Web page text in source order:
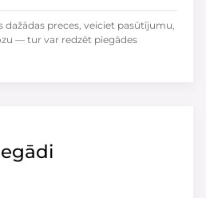
dažādas preces, veiciet pasūtījumu,
— tur var redzēt piegādes